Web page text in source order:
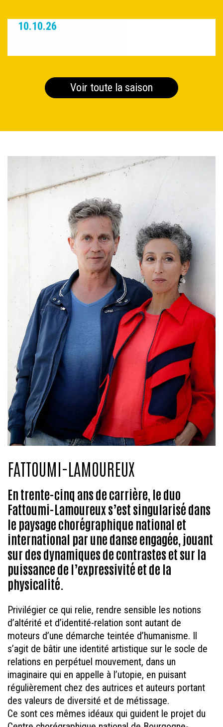
10.10.26
Voir toute la saison
FATTOUMI-LAMOUREUX
En trente-cinq ans de carrière, le duo
Fattoumi-Lamoureux s’est singularisé dans
le paysage chorégraphique national et
international par une danse engagée, jouant
sur des dynamiques de contrastes et sur la
puissance de l’expressivité et de la
physicalité.
Privilégier ce qui relie, rendre sensible les notions
d’altérité et d’identité-relation sont autant de
moteurs d’une démarche teintée d’humanisme. Il
s’agit de bâtir une identité artistique sur le socle de
relations en perpétuel mouvement, dans un
imaginaire qui en appelle à l’utopie, en puisant
régulièrement chez des autrices et auteurs portant
des valeurs de diversité et de métissage.
Ce sont ces mêmes idéaux qui guident le projet du